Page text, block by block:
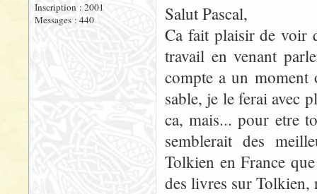
Inscription : 2001
Messages : 440
Salut Pascal,
Ca fait plaisir de voir
travail en venant
compte a un
sable, je le ferai avec
ca, mais... pour etre
semblerait des
Tolkien en France
des livres sur Tolkien,